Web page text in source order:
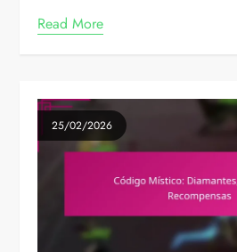
Read More
25/02/2026